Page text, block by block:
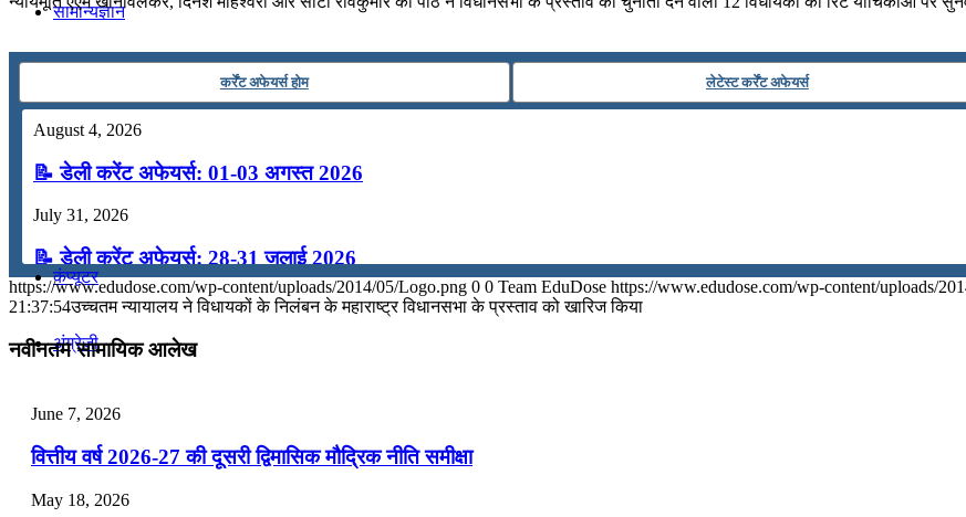
सामान्यज्ञान
गणित
तर्कशक्ति
कंप्यूटर
अंग्रेजी
मॉक टेस्ट
कर्रेंट अफेयर्स होम लेटेस्ट कर्रेंट अफेयर्स
August 4, 2026
📝 डेली करेंट अफेयर्स: 01-03 अगस्त 2026
July 31, 2026
📝 डेली करेंट अफेयर्स: 28-31 जुलाई 2026
July 28, 2026
📝 डेली करेंट अफेयर्स: 25-27 जुलाई 2026
📝 डेली करेंट अफेयर्स: 22-24 जुलाई 2026
July 22, 2026
https://www.edudose.com/wp-content/uploads/2014/05/Logo.png 0 0 Team EduDose https://www.edudose.com/wp-content/uploads/
21:37:54उच्चतम न्यायालय ने विधायकों के निलंबन के महाराष्ट्र विधानसभा के प्रस्ताव को खारिज किया
नवीनतम सामायिक आलेख
June 7, 2026
वित्तीय वर्ष 2026-27 की दूसरी द्विमासिक मौद्रिक नीति समीक्षा
May 18, 2026